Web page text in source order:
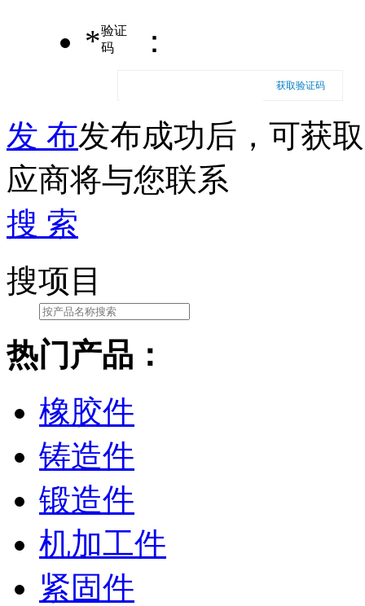
*验证
码
：
获取验证码
发 布发布成功后，可获
应商将与您联系
搜 索
搜项目
热门产品：
橡胶件
铸造件
锻造件
机加工件
紧固件